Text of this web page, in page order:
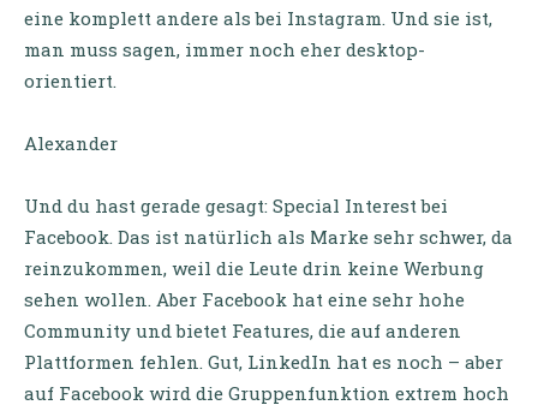
eine komplett andere als bei Instagram. Und sie ist,
man muss sagen, immer noch eher desktop-
orientiert.
Alexander
Und du hast gerade gesagt: Special Interest bei
Facebook. Das ist natürlich als Marke sehr schwer, da
reinzukommen, weil die Leute drin keine Werbung
sehen wollen. Aber Facebook hat eine sehr hohe
Community und bietet Features, die auf anderen
Plattformen fehlen. Gut, LinkedIn hat es noch – aber
auf Facebook wird die Gruppenfunktion extrem hoch